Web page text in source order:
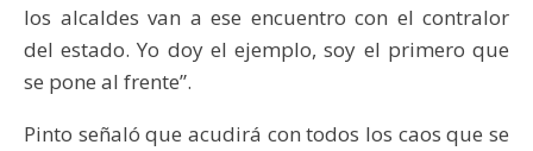
los alcaldes van a ese encuentro con el contralor
del estado. Yo doy el ejemplo, soy el primero que
se pone al frente”.
Pinto señaló que acudirá con todos los caos que se